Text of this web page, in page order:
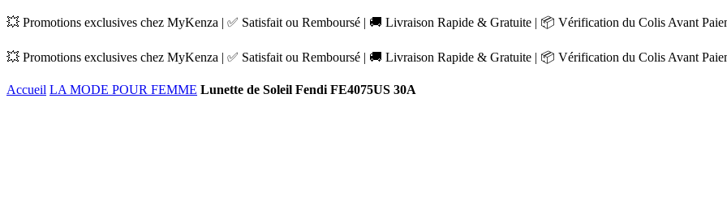
💥 Promotions exclusives chez MyKenza | ✅ Satisfait ou Remboursé | 🚚 Livraison Rapide & Gratuite | 📦 Vérification du Colis Avant
💥 Promotions exclusives chez MyKenza | ✅ Satisfait ou Remboursé | 🚚 Livraison Rapide & Gratuite | 📦 Vérification du Colis Avant
Accueil LA MODE POUR FEMME Lunette de Soleil Fendi FE4075US 30A